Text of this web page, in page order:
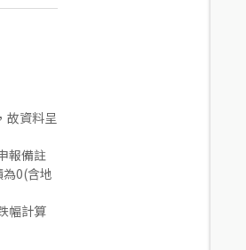
故資料呈
報備註
0(含地
幅計算